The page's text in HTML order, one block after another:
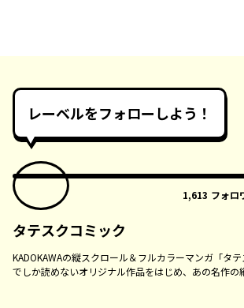
レーベルをフォローしよう！
1,613 フォロ
タテスクコミック
KADOKAWAの縦スクロール＆フルカラーマンガ「タ
でしか読めないオリジナル作品をはじめ、あの名作の